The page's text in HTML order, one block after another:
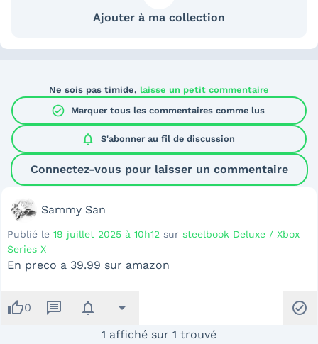
Ajouter à ma collection
Ne sois pas timide, laisse un petit commentaire
check_circle Marquer tous les commentaires comme lus
notifications S'abonner au fil de discussion
Connectez-vous pour laisser un commentaire
Sammy San
Publié le 19 juillet 2025 à 10h12 sur steelbook Deluxe / Xbox
Series X
En preco a 39.99 sur amazon
thumb_up0 message notifications arrow_drop_down check_circle
1 affiché sur 1 trouvé